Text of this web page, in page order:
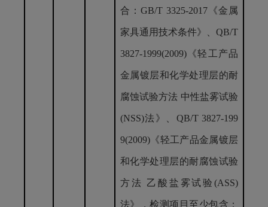
合：GB/T 3325-2017《金属
家具通用技术条件》、QB/T
3827-1999(2009)《轻工产品
金属镀层和化学处理层的耐
腐蚀试验方法 中性盐雾试验
(NSS)法》、QB/T 3827-199
9(2009)《轻工产品金属镀层
和化学处理层的耐腐蚀试验
方法 乙酸盐雾试验(ASS)
法》，检测项目至少包含：